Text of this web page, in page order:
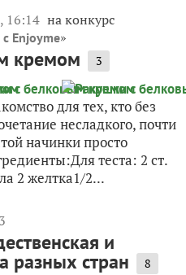
16:14 на конкурс
Enjoyme»
кремом 3
для тех, кто без
несладкого, почти
начинки просто
теста: 2 ст.
2 желтка1/2...
и
разных стран 8